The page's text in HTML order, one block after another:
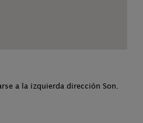
a la izquierda dirección Son.